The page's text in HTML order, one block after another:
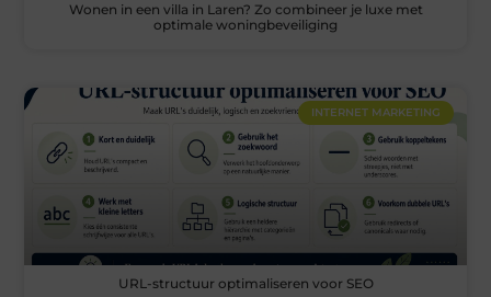
Wonen in een villa in Laren? Zo combineer je luxe met
optimale woningbeveiliging
INTERNET MARKETING
URL-structuur optimaliseren voor SEO